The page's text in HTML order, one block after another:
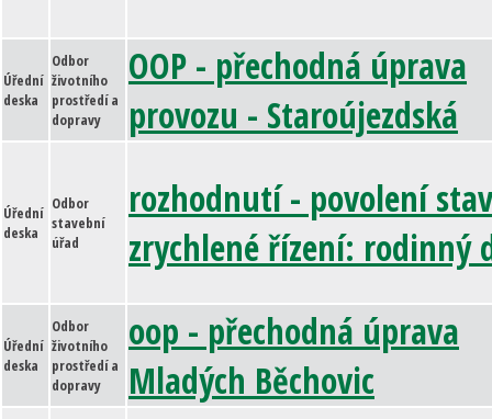
Úřední
deska
Odbor
životního
prostředí a
dopravy
OOP - přechodná úprava
provozu - Staroújezdská
Úřední
deska
Odbor
stavební
úřad
rozhodnutí - povolení
zrychlené řízení: rodinný
Úřední
deska
Odbor
životního
prostředí a
dopravy
oop - přechodná úprava
Mladých Běchovic